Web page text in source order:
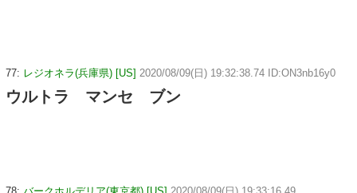
77: レジオネラ(兵庫県) [US] 2020/08/09(日) 19:32:38.74 ID:ON3nb16y0
ウルトラ マンセ ブン